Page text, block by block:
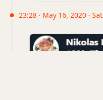
23:28 · May 16, 2020 · Sat